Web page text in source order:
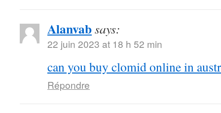
Alanvabsays:
22 juin 2023 at 18 h 52 min
can you buy clomid online in
Répondre